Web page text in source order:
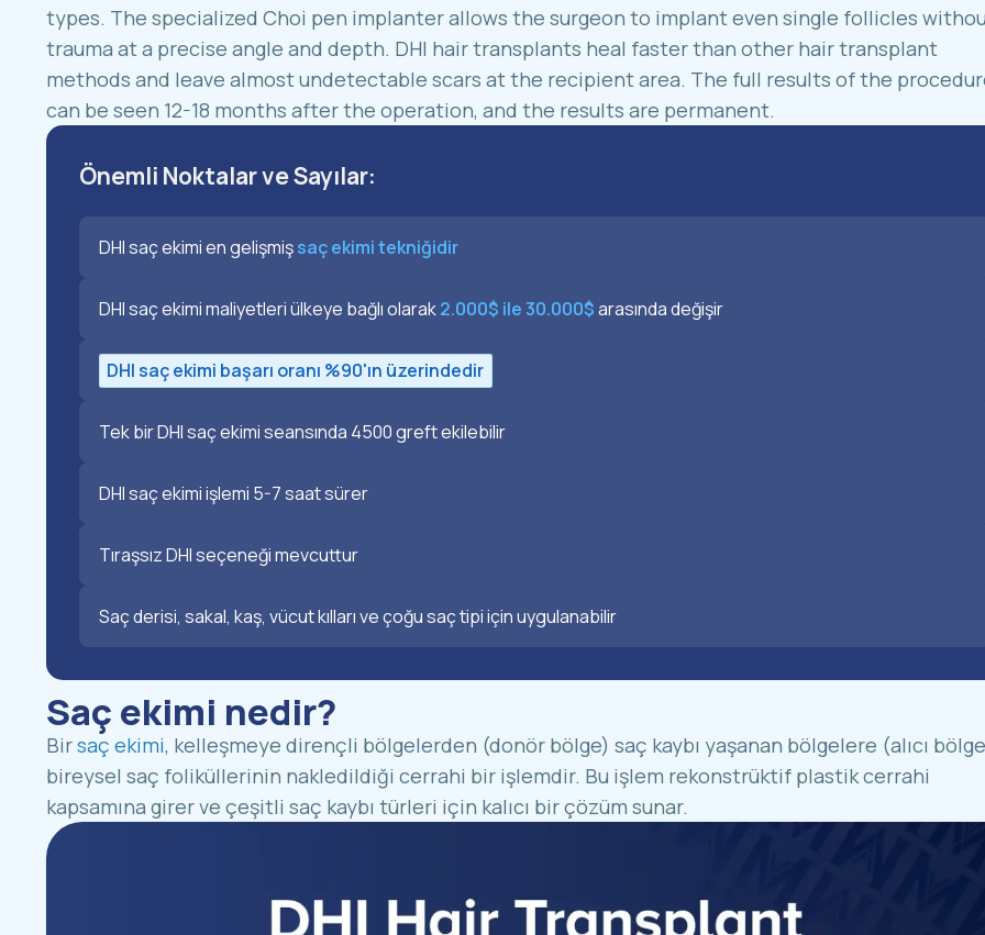
types. The specialized Choi pen implanter allows the surgeon to implant even single follicles
trauma at a precise angle and depth. DHI hair transplants heal faster than other hair transplant
methods and leave almost undetectable scars at the recipient area. The full results of the
can be seen 12-18 months after the operation, and the results are permanent.
Önemli Noktalar ve Sayılar:
DHI saç ekimi en gelişmişsaç ekimi tekniğidir
DHI saç ekimi maliyetleri ülkeye bağlı olarak2.000$ ile 30.000$arasında değişir
DHI saç ekimi başarı oranı %90'ın üzerindedir
Tek bir DHI saç ekimi seansında 4500 greft ekilebilir
DHI saç ekimi işlemi 5-7 saat sürer
Tıraşsız DHI seçeneği mevcuttur
Saç derisi, sakal, kaş, vücut kılları ve çoğu saç tipi için uygulanabilir
Saç ekimi nedir?
Birsaç ekimi, kelleşmeye dirençli bölgelerden (donör bölge) saç kaybı yaşanan bölgelere (alıcı
bireysel saç foliküllerinin nakledildiği cerrahi bir işlemdir. Bu işlem rekonstrüktif plastik cerrahi
kapsamına girer ve çeşitli saç kaybı türleri için kalıcı bir çözüm sunar.